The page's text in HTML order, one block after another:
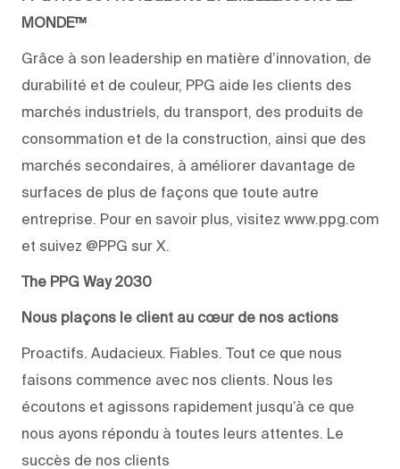
MONDE™
Grâce à son leadership en matière d’innovation, de
durabilité et de couleur, PPG aide les clients des
marchés industriels, du transport, des produits de
consommation et de la construction, ainsi que des
marchés secondaires, à améliorer davantage de
surfaces de plus de façons que toute autre
entreprise. Pour en savoir plus, visitez www.ppg.com
et suivez @PPG sur X.
The PPG Way 2030
Nous plaçons le client au cœur de nos actions
Proactifs. Audacieux. Fiables. Tout ce que nous
faisons commence avec nos clients. Nous les
écoutons et agissons rapidement jusqu’à ce que
nous ayons répondu à toutes leurs attentes. Le
succès de nos clients